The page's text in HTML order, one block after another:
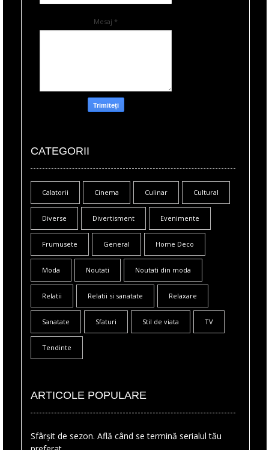
Mesaj *
CATEGORII
Calatorii Cinema Culinar Cultural
Diverse Divertisment Evenimente
Frumusete General Home Deco
Moda Noutati Noutati din moda
Relatii Relatii si sanatate Relaxare
Sanatate Sfaturi Stil de viata TV
Tendinte
ARTICOLE POPULARE
Sfârșit de sezon. Află când se termină serialul tău